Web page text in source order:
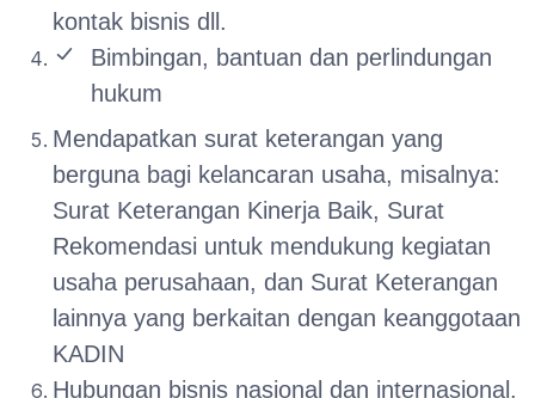
kontak bisnis dll.
Bimbingan, bantuan dan perlindungan
hukum
Mendapatkan surat keterangan yang
berguna bagi kelancaran usaha, misalnya:
Surat Keterangan Kinerja Baik, Surat
Rekomendasi untuk mendukung kegiatan
usaha perusahaan, dan Surat Keterangan
lainnya yang berkaitan dengan keanggotaan
KADIN
Hubungan bisnis nasional dan internasional.